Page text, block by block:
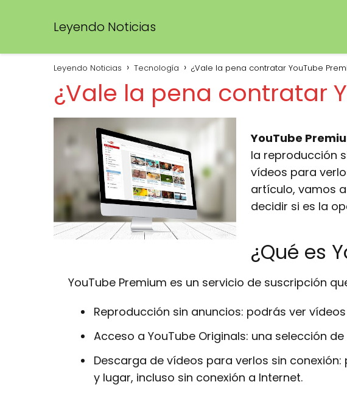
Leyendo Noticias
Leyendo Noticias Tecnología ¿Vale la pena contratar YouTube
¿Vale la pena contratar
YouTube
la reproducción
vídeos para
artículo, vamos
decidir si es la
¿Qué es
YouTube Premium es un servicio de suscripción
Reproducción sin anuncios: podrás ver
Acceso a YouTube Originals: una selección
Descarga de vídeos para verlos sin
y lugar, incluso sin conexión a Internet.